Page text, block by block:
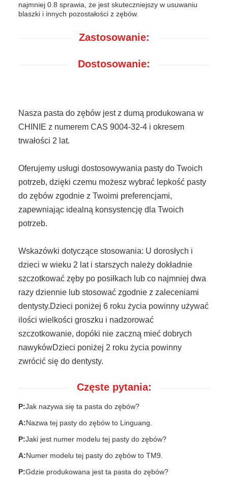
najmniej 0.8 sprawia, że jest skuteczniejszy w usuwaniu
blaszki i innych pozostałości z zębów.
Zastosowanie:
Dostosowanie:
Nasza pasta do zębów jest z dumą produkowana w
CHINIE z numerem CAS 9004-32-4 i okresem
trwałości 2 lat.
Oferujemy usługi dostosowywania pasty do Twoich
potrzeb, dzięki czemu możesz wybrać lepkość pasty
do zębów zgodnie z Twoimi preferencjami,
zapewniając idealną konsystencję dla Twoich
potrzeb.
Wskazówki dotyczące stosowania: U dorosłych i
dzieci w wieku 2 lat i starszych należy dokładnie
szczotkować zęby po posiłkach lub co najmniej dwa
razy dziennie lub stosować zgodnie z zaleceniami
dentysty.Dzieci poniżej 6 roku życia powinny używać
ilości wielkości groszku i nadzorować
szczotkowanie, dopóki nie zaczną mieć dobrych
nawykówDzieci poniżej 2 roku życia powinny
zwrócić się do dentysty.
Częste pytania:
P:Jak nazywa się ta pasta do zębów?
A:Nazwa tej pasty do zębów to Linguang.
P:Jaki jest numer modelu tej pasty do zębów?
A:Numer modelu tej pasty do zębów to TM9.
P:Gdzie produkowana jest ta pasta do zębów?